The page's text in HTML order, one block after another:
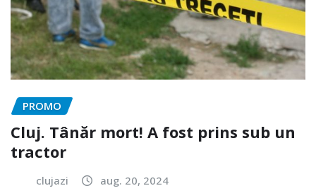
PROMO
Cluj. Tânăr mort! A fost prins sub un
tractor
clujazi aug. 20, 2024